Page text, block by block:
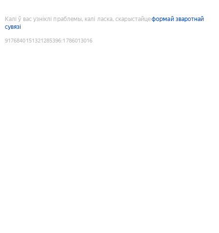
Калі ў вас узніклі праблемы, калі ласка, скарыстайцеформай зваротнай
сувязі
9176840151321285396:1786013016